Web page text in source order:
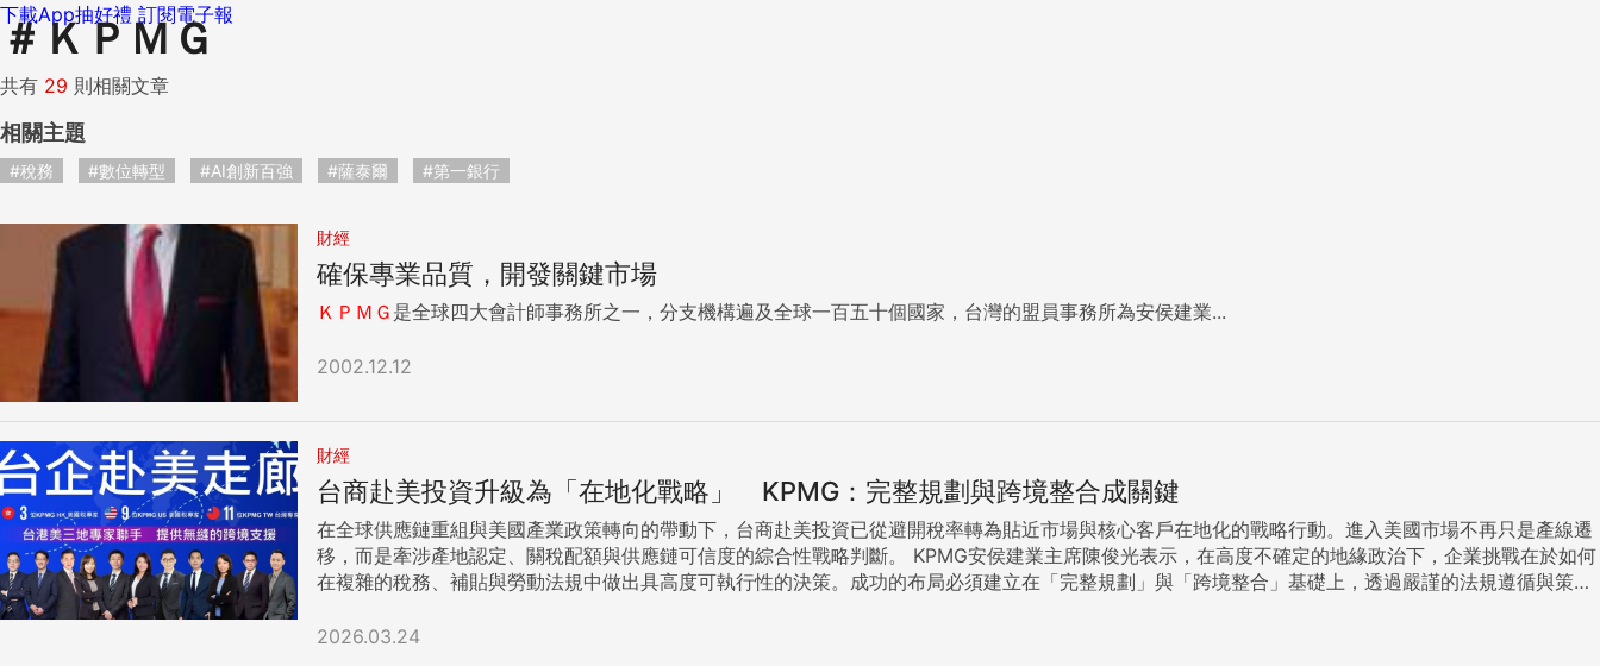
下載App抽好禮 訂閱電子報
＃ＫＰＭＧ
共有 29 則相關文章
相關主題
#稅務 #數位轉型 #AI創新百強 #薩泰爾 #第一銀行
財經
確保專業品質，開發關鍵市場
ＫＰＭＧ 是全球四大會計師事務所之一，分支機構遍及全球一百五十個國家，台灣的盟員事務所為安侯建業...
2002.12.12
財經
台商赴美投資升級為「在地化戰略」 KPMG：完整規劃與跨境整合成關鍵
在全球供應鏈重組與美國產業政策轉向的帶動下，台商赴美投資已從避開稅率轉為貼近市場與核心客戶在地化的戰略行動。進入美國市場不再只是產線遷
移，而是牽涉產地認定、關稅配額與供應鏈可信度的綜合性戰略判斷。 KPMG安侯建業主席陳俊光表示，在高度不確定的地緣政治下，企業挑戰在於如何
在複雜的稅務、補貼與勞動法規中做出具高度可執行性的決策。成功的布局必須建立在「完整規劃」與「跨境整合」基礎上，透過嚴謹的法規遵循與策略
安侯建業副執行長暨國際稅主持會計師丁傳倫表示，企業除了關注關稅與貿易合規，更應主動爭取聯邦與各州政府的獎勵措施，如研發支出、在地就業或
2026.03.24